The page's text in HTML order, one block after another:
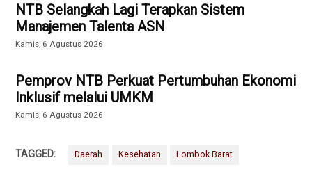
NTB Selangkah Lagi Terapkan Sistem
Manajemen Talenta ASN
Kamis, 6 Agustus 2026
Pemprov NTB Perkuat Pertumbuhan Ekonomi
Inklusif melalui UMKM
Kamis, 6 Agustus 2026
TAGGED: Daerah Kesehatan Lombok Barat